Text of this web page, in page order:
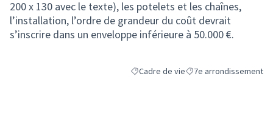
200 x 130 avec le texte), les potelets et les chaînes,
l’installation, l’ordre de grandeur du coût devrait
s’inscrire dans un enveloppe inférieure à 50.000 €.
Filtrer les résultats de la catégorie :
Cadre de vieFiltrer les résultats
7e arrondissement